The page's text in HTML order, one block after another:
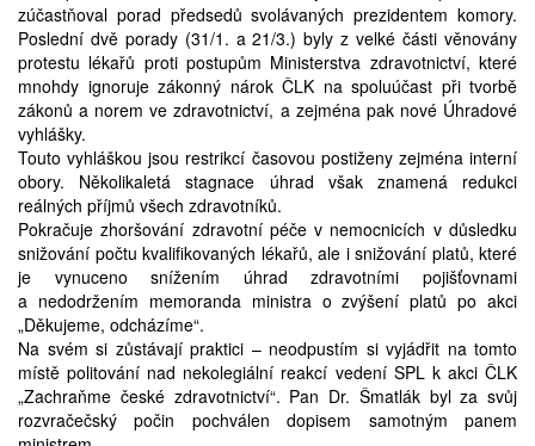
zúčastňoval porad předsedů svolávaných prezidentem komory.
Poslední dvě porady (31/1. a 21/3.) byly z velké části věnovány
protestu lékařů proti postupům Ministerstva zdravotnictví, které
mnohdy ignoruje zákonný nárok ČLK na spoluúčast při tvorbě
zákonů a norem ve zdravotnictví, a zejména pak nové Úhradové
vyhlášky.
Touto vyhláškou jsou restrikcí časovou postiženy zejména interní
obory. Několikaletá stagnace úhrad však znamená redukci
reálných příjmů všech zdravotníků.
Pokračuje zhoršování zdravotní péče v nemocnicích v důsledku
snižování počtu kvalifikovaných lékařů, ale i snižování platů, které
je vynuceno snížením úhrad zdravotními pojišťovnami
a nedodržením memoranda ministra o zvýšení platů po akci
„Děkujeme, odcházíme“.
Na svém si zůstávají praktici – neodpustím si vyjádřit na tomto
místě politování nad nekolegiální reakcí vedení SPL k akci ČLK
„Zachraňme české zdravotnictví“. Pan Dr. Šmatlák byl za svůj
rozvračečský počin pochválen dopisem samotným panem